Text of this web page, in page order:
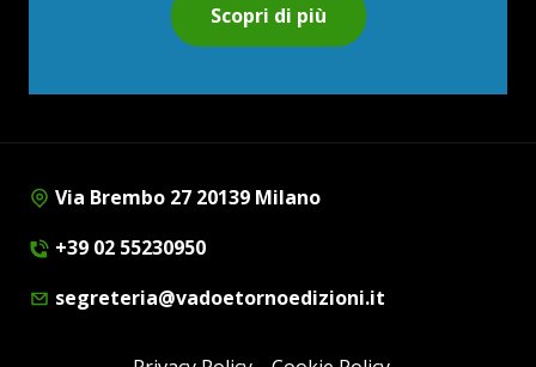
Scopri di più
Via Brembo 27 20139 Milano
+39 02 55230950
segreteria@vadoetornoedizioni.it